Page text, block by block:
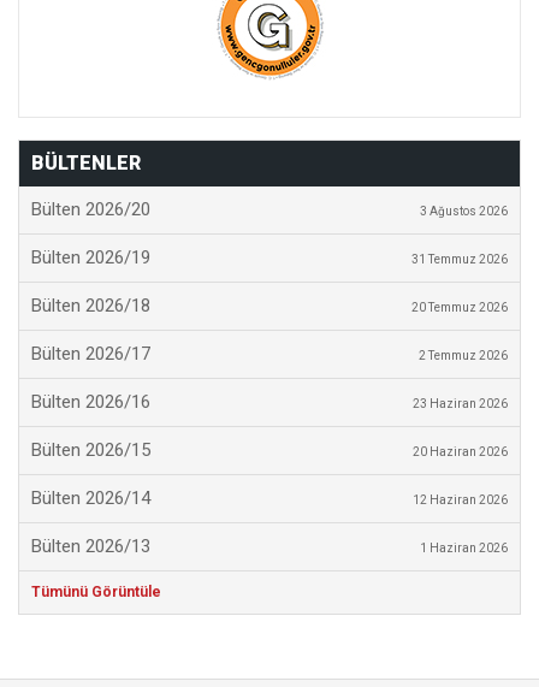
BÜLTENLER
Bülten 2026/20 3 Ağustos 2026
Bülten 2026/19 31 Temmuz 2026
Bülten 2026/18 20 Temmuz 2026
Bülten 2026/17 2 Temmuz 2026
Bülten 2026/16 23 Haziran 2026
Bülten 2026/15 20 Haziran 2026
Bülten 2026/14 12 Haziran 2026
Bülten 2026/13 1 Haziran 2026
Tümünü Görüntüle